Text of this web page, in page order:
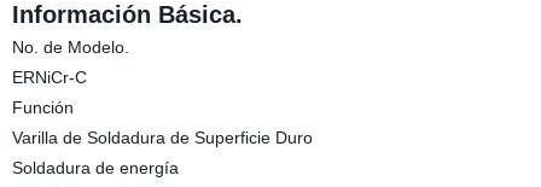
Información Básica.
No. de Modelo.
ERNiCr-C
Función
Varilla de Soldadura de Superficie Duro
Soldadura de energía